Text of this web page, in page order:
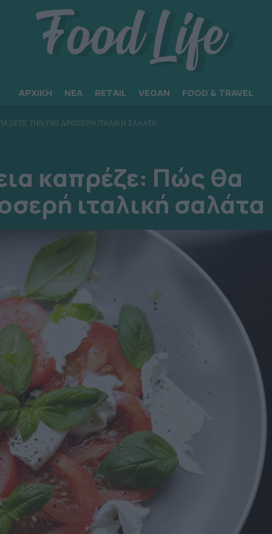
ΑΡΧΙΚΗ ΝΕΑ RETAIL VEGAN FOOD & TRAVEL
ΤΗΝ ΠΙΟ ΔΡΟΣΕΡΗ ΙΤΑΛΙΚΗ ΣΑΛΑΤΑ
καπρέζε: Πώς θα
ιταλική σαλάτα